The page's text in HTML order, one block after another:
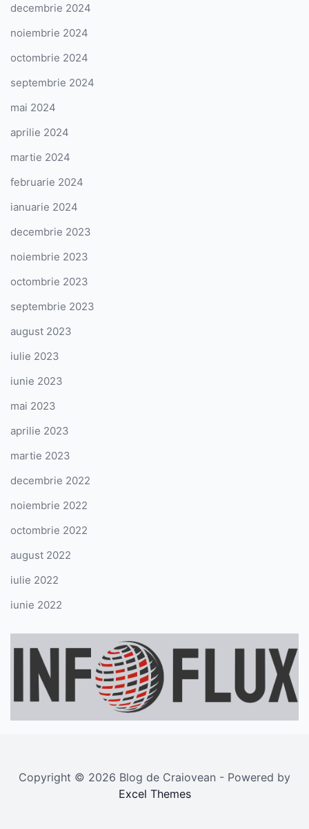
decembrie 2024
noiembrie 2024
octombrie 2024
septembrie 2024
mai 2024
aprilie 2024
martie 2024
februarie 2024
ianuarie 2024
decembrie 2023
noiembrie 2023
octombrie 2023
septembrie 2023
august 2023
iulie 2023
iunie 2023
mai 2023
aprilie 2023
martie 2023
decembrie 2022
noiembrie 2022
octombrie 2022
august 2022
iulie 2022
iunie 2022
Copyright © 2026 Blog de Craiovean - Powered by
Excel Themes